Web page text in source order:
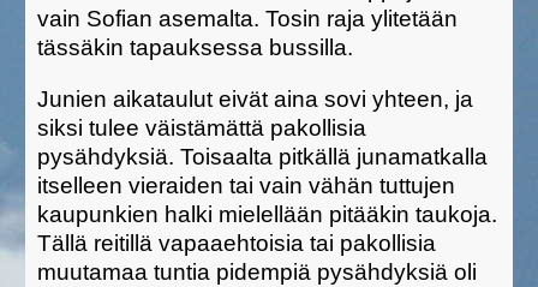
vain Sofian asemalta. Tosin raja ylitetään
tässäkin tapauksessa bussilla.
Junien aikataulut eivät aina sovi yhteen, ja
siksi tulee väistämättä pakollisia
pysähdyksiä. Toisaalta pitkällä junamatkalla
itselleen vieraiden tai vain vähän tuttujen
kaupunkien halki mielellään pitääkin taukoja.
Tällä reitillä vapaaehtoisia tai pakollisia
muutamaa tuntia pidempiä pysähdyksiä oli